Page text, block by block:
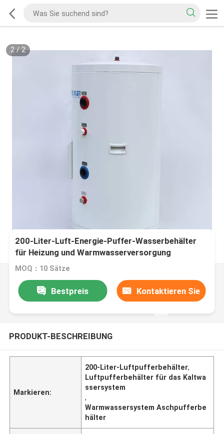
2/ 2
200-Liter-Luft-Energie-Puffer-Wasserbehälter
für Heizung und Warmwasserversorgung
MOQ：10 Sätze
Bestpreis Kontaktieren Sie
uns
PRODUKT-BESCHREIBUNG
Markieren:
200-Liter-Luftpufferbehälter,
Luftpufferbehälter für das Kaltwa
ssersystem
,
Warmwassersystem Aschpufferbe
hälter